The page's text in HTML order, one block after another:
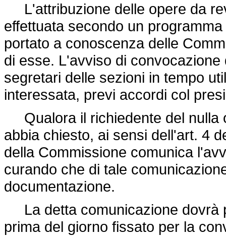
L'attribuzione delle opere da
effettuata secondo un
portato a conoscenza delle
di esse. L'avviso di
segretari delle sezioni in tempo
interessata, previ accordi col
Qualora il richiedente del nulla
abbia chiesto, ai sensi dell'art. 4
della Commissione comunica
curando che di tale
documentazione.
La detta comunicazione dovrà
prima del giorno fissato per la